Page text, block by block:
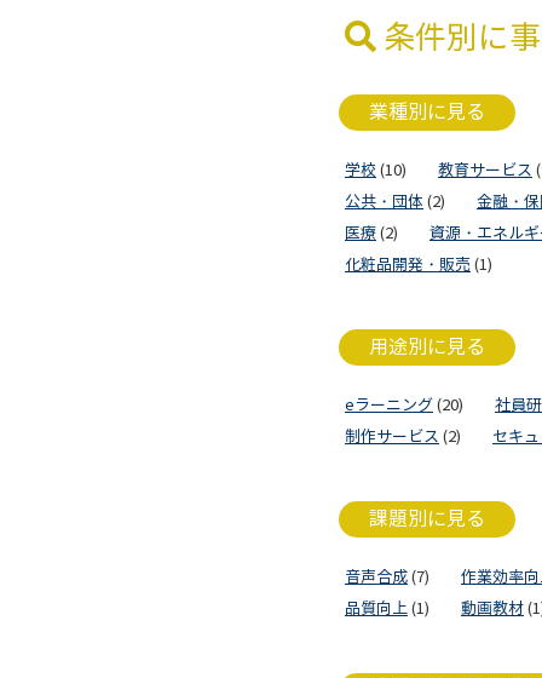
条件別に
業種別に見る
学校 (10) 教育サービス
公共・団体 (2)
金融・
医療 (2)
資源・エネル
化粧品開発・販売 (1)
用途別に見る
eラーニング (20)
社員
制作サービス (2) セキ
課題別に見る
音声合成 (7)
作業効率
品質向上 (1) 動画教材